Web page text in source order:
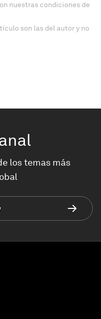
nuestras condiciones de
son las del autor y no
los temas más